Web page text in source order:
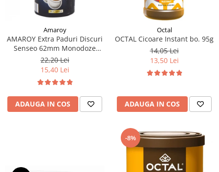
Amaroy
AMAROY Extra Paduri Discuri
Senseo 62mm Monodoze
20buc 140g
22,20 Lei
15,40 Lei
ADAUGA IN COS
Octal
OCTAL Cicoare Instant bo. 95g
14,05 Lei
13,50 Lei
ADAUGA IN COS
-8%